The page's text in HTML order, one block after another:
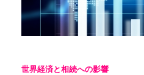
世界経済と相続への影響